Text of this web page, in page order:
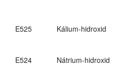
E525 Kálium-hidroxid
E524 Nátrium-hidroxid